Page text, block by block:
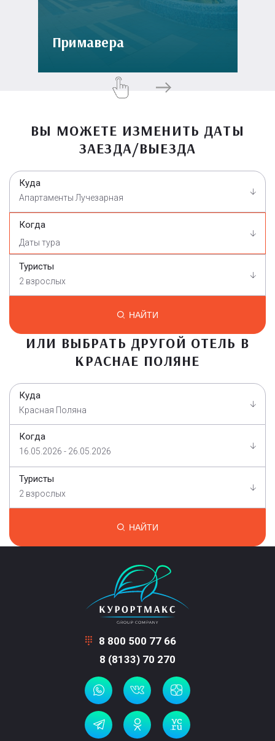
Примавера
ВЫ МОЖЕТЕ ИЗМЕНИТЬ ДАТЫ
ЗАЕЗДА/ВЫЕЗДА
Куда
Апартаменты Лучезарная
Когда
Туристы
2 взрослых
НАЙТИ
ИЛИ ВЫБРАТЬ ДРУГОЙ ОТЕЛЬ В
КРАСНАЕ ПОЛЯНЕ
Куда
Красная Поляна
Когда
16.05.2026 - 26.05.2026
Туристы
2 взрослых
НАЙТИ
8 800 500 77 66
8 (8133) 70 270